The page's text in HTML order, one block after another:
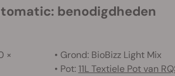
benodigdheden
×
• Grond: BioBizz Light Mix
• Pot:11L Textiele Pot van